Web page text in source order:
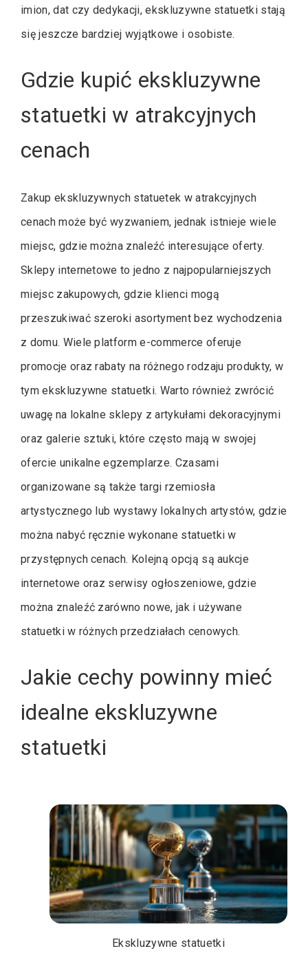
imion, dat czy dedykacji, ekskluzywne statuetki stają
się jeszcze bardziej wyjątkowe i osobiste.
Gdzie kupić ekskluzywne
statuetki w atrakcyjnych
cenach
Zakup ekskluzywnych statuetek w atrakcyjnych
cenach może być wyzwaniem, jednak istnieje wiele
miejsc, gdzie można znaleźć interesujące oferty.
Sklepy internetowe to jedno z najpopularniejszych
miejsc zakupowych, gdzie klienci mogą
przeszukiwać szeroki asortyment bez wychodzenia
z domu. Wiele platform e-commerce oferuje
promocje oraz rabaty na różnego rodzaju produkty, w
tym ekskluzywne statuetki. Warto również zwrócić
uwagę na lokalne sklepy z artykułami dekoracyjnymi
oraz galerie sztuki, które często mają w swojej
ofercie unikalne egzemplarze. Czasami
organizowane są także targi rzemiosła
artystycznego lub wystawy lokalnych artystów, gdzie
można nabyć ręcznie wykonane statuetki w
przystępnych cenach. Kolejną opcją są aukcje
internetowe oraz serwisy ogłoszeniowe, gdzie
można znaleźć zarówno nowe, jak i używane
statuetki w różnych przedziałach cenowych.
Jakie cechy powinny mieć
idealne ekskluzywne
statuetki
Ekskluzywne statuetki